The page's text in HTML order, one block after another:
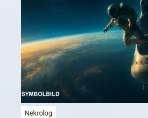
Nekrolog